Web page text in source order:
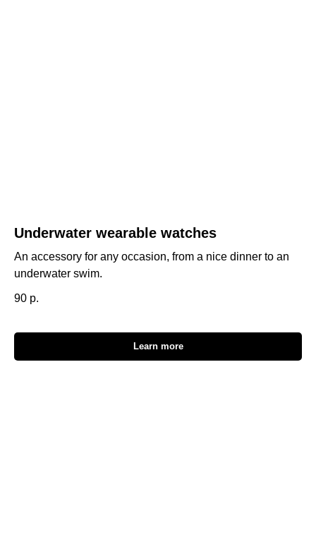
Underwater wearable watches
An accessory for any occasion, from a nice dinner to an
underwater swim.
90 р.
Learn more